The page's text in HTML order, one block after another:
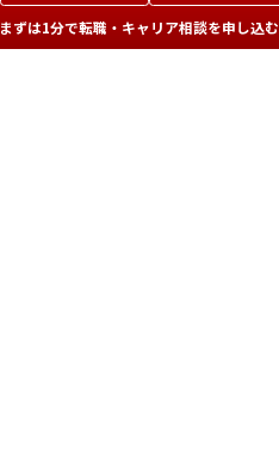
まずは1分で転職・キャリア相談を申し込む